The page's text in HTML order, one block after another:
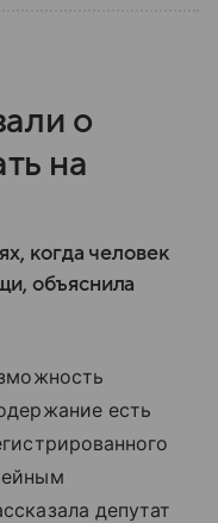
о
на
когда человек
объяснила
есть
депутат